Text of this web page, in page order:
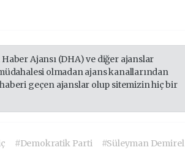
Ajansı (DHA) ve diğer ajanslar
olmadan ajans kanallarından
geçen ajanslar olup sitemizin hiç bir
#Demokratik Parti
#Süleyman Demirel